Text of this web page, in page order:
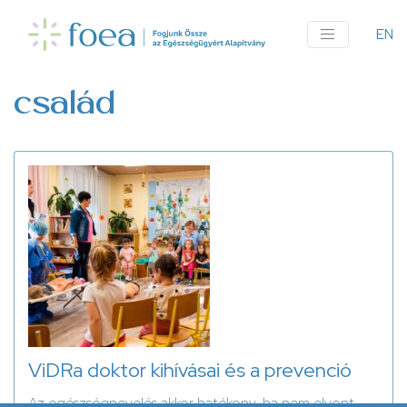
tartalomra
EN
család
ViDRa doktor kihívásai és a prevenció
Az egészségnevelés akkor hatékony, ha nem elvont